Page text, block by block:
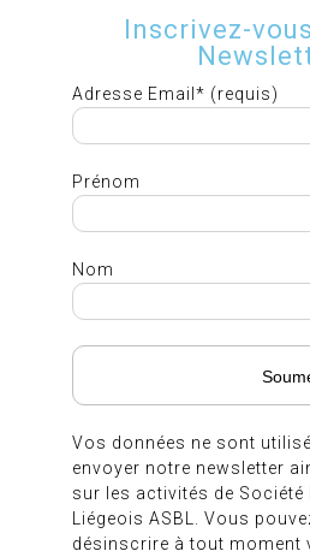
Inscrivez-
Adresse Email* (requis)
Prénom
Nom
Vos données ne sont
envoyer notre newsletter
sur les activités de Société
Liégeois ASBL. Vous
désinscrire à tout moment